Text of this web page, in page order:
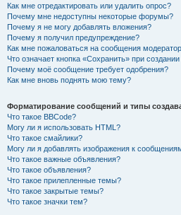
Как мне отредактировать или удалить опрос?
Почему мне недоступны некоторые форумы?
Почему я не могу добавлять вложения?
Почему я получил предупреждение?
Как мне пожаловаться на сообщения
Что означает кнопка «Сохранить» при
Почему моё сообщение требует одобрения?
Как мне вновь поднять мою тему?
Форматирование сообщений и типы
Что такое BBCode?
Могу ли я использовать HTML?
Что такое смайлики?
Могу ли я добавлять изображения к
Что такое важные объявления?
Что такое объявления?
Что такое прилепленные темы?
Что такое закрытые темы?
Что такое значки тем?